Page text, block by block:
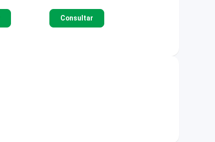
Consultar